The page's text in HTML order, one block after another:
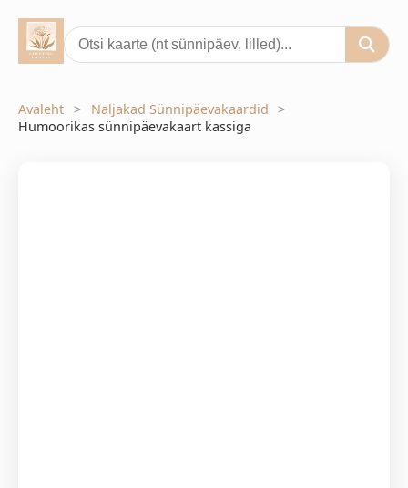
Avaleht
Naljakad Sünnipäevakaardid
Humoorikas sünnipäevakaart kassiga